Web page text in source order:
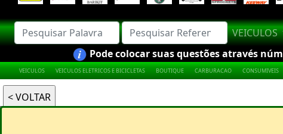
VEICULOS
Pode colocar suas questões através
VEICULOS VEICULOS ELETRICOS E BICICLETAS BOUTIQUE CARBURACAO CONSUMIVEIS